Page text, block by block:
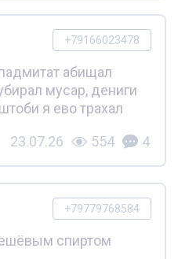
+79166023478
абищал
мусар, дениги
я ево трахал
23.07.26 554 4
+79779768584
спиртом